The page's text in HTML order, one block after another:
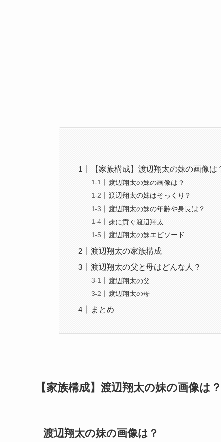
【家族構成】渡辺翔太の妹の画像は
渡辺翔太の妹の画像は？
渡辺翔太の妹はそっくり？
渡辺翔太の妹の年齢や身長は？
妹に貢ぐ渡辺翔太
渡辺翔太の妹エピソード
渡辺翔太の家族構成
渡辺翔太の父と母はどんな人？
渡辺翔太の父
渡辺翔太の母
まとめ
【家族構成】渡辺翔太の妹の画像は？
渡辺翔太の妹の画像は？